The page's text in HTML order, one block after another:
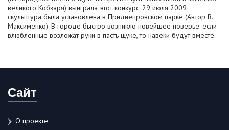
великого Кобзаря) выиграла этот конкурс. 29 июля 2009
скульптура была установлена в Приднепровском парке (Автор В.
Максименко). В городе быстро возникло новейшее поверье: если
влюбленные возложат руки в пасть щуке, то навеки будут вместе.
Сайт
О проекте